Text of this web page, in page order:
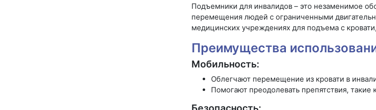
Подъемники для инвалидов – это незаменимое
перемещения людей с ограниченными
медицинских учреждениях для подъема с
Преимущества
Мобильность:
Облегчают перемещение из кровати в
Помогают преодолевать препятствия,